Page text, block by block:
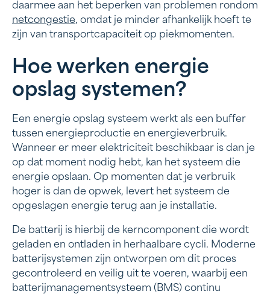
daarmee aan het beperken van problemen rondom
netcongestie, omdat je minder afhankelijk hoeft te
zijn van transportcapaciteit op piekmomenten.
Hoe werken energie
opslag systemen?
Een energie opslag systeem werkt als een buffer
tussen energieproductie en energieverbruik.
Wanneer er meer elektriciteit beschikbaar is dan je
op dat moment nodig hebt, kan het systeem die
energie opslaan. Op momenten dat je verbruik
hoger is dan de opwek, levert het systeem de
opgeslagen energie terug aan je installatie.
De batterij is hierbij de kerncomponent die wordt
geladen en ontladen in herhaalbare cycli. Moderne
batterijsystemen zijn ontworpen om dit proces
gecontroleerd en veilig uit te voeren, waarbij een
batterijmanagementsysteem (BMS) continu